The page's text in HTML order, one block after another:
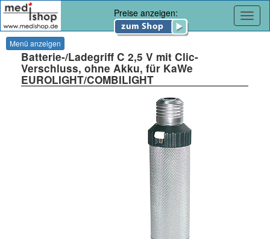
Preise anzeigen:
Menü anzeigen
Batterie-/Ladegriff C 2,5 V mit Clic-
Verschluss, ohne Akku, für KaWe
EUROLIGHT/COMBILIGHT